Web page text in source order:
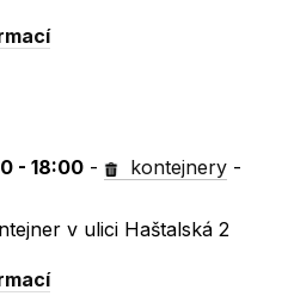
- 18:00 - kontejnery -
v ulici Haštalská 2